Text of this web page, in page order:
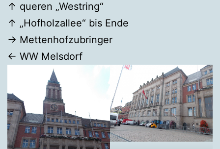
↑ queren „Westring“
↑ „Hofholzallee“ bis Ende
→ Mettenhofzubringer
← WW Melsdorf